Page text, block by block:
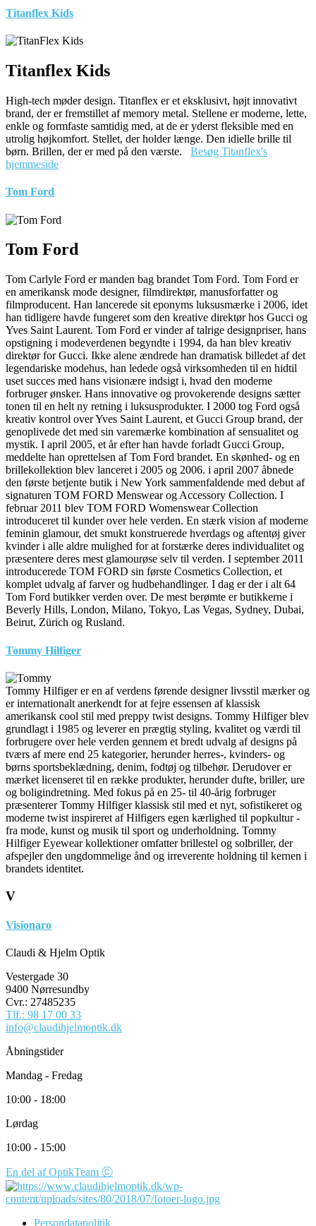
Titanflex Kids
Titanflex Kids
High-tech møder design. Titanflex er et eksklusivt, højt innovativt
brand, der er fremstillet af memory metal. Stellene er moderne, lette,
enkle og formfaste samtidig med, at de er yderst fleksible med en
utrolig højkomfort. Stellet, der holder længe. Den idielle brille til
børn. Brillen, der er med på den værste. Besøg Titanflex's
hjemmeside
Tom Ford
Tom Ford
Tom Carlyle Ford er manden bag brandet Tom Ford. Tom Ford er
en amerikansk mode designer, filmdirektør, manusforfatter og
filmproducent. Han lancerede sit eponyms luksusmærke i 2006, idet
han tidligere havde fungeret som den kreative direktør hos Gucci og
Yves Saint Laurent. Tom Ford er vinder af talrige designpriser, hans
opstigning i modeverdenen begyndte i 1994, da han blev kreativ
direktør for Gucci. Ikke alene ændrede han dramatisk billedet af det
legendariske modehus, han ledede også virksomheden til en hidtil
uset succes med hans visionære indsigt i, hvad den moderne
forbruger ønsker. Hans innovative og provokerende designs sætter
tonen til en helt ny retning i luksusprodukter. I 2000 tog Ford også
kreativ kontrol over Yves Saint Laurent, et Gucci Group brand, der
genoplivede det med sin varemærke kombination af sensualitet og
mystik. I april 2005, et år efter han havde forladt Gucci Group,
meddelte han oprettelsen af Tom Ford brandet. En skønhed- og en
brillekollektion blev lanceret i 2005 og 2006. i april 2007 åbnede
den første betjente butik i New York sammenfaldende med debut af
signaturen TOM FORD Menswear og Accessory Collection. I
februar 2011 blev TOM FORD Womenswear Collection
introduceret til kunder over hele verden. En stærk vision af moderne
feminin glamour, det smukt konstruerede hverdags og aftentøj giver
kvinder i alle aldre mulighed for at forstærke deres individualitet og
præsentere deres mest glamourøse selv til verden. I september 2011
introducerede TOM FORD sin første Cosmetics Collection, et
komplet udvalg af farver og hudbehandlinger. I dag er der i alt 64
Tom Ford butikker verden over. De mest berømte er butikkerne i
Beverly Hills, London, Milano, Tokyo, Las Vegas, Sydney, Dubai,
Beirut, Zürich og Rusland.
Tommy Hilfiger
Tommy Hilfiger er en af verdens førende designer livsstil mærker og
er internationalt anerkendt for at fejre essensen af klassisk
amerikansk cool stil med preppy twist designs. Tommy Hilfiger blev
grundlagt i 1985 og leverer en prægtig styling, kvalitet og værdi til
forbrugere over hele verden gennem et bredt udvalg af designs på
tværs af mere end 25 kategorier, herunder herres-, kvinders- og
børns sportsbeklædning, denim, fodtøj og tilbehør. Derudover er
mærket licenseret til en række produkter, herunder dufte, briller, ure
og boligindretning. Med fokus på en 25- til 40-årig forbruger
præsenterer Tommy Hilfiger klassisk stil med et nyt, sofistikeret og
moderne twist inspireret af Hilfigers egen kærlighed til popkultur -
fra mode, kunst og musik til sport og underholdning. Tommy
Hilfiger Eyewear kollektioner omfatter brillestel og solbriller, der
afspejler den ungdommelige ånd og irreverente holdning til kernen i
brandets identitet.
V
Visionaro
Claudi & Hjelm Optik
Vestergade 30
9400 Nørresundby
Cvr.: 27485235
Tlf.: 98 17 00 33
info@claudihjelmoptik.dk
Åbningstider
Mandag - Fredag
10:00 - 18:00
Lørdag
10:00 - 15:00
En del af OptikTeam ⓒ
Persondatapolitik